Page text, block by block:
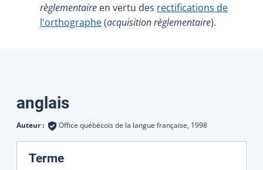
règlementaire en vertu des rectifications de
l'orthographe(acquisition règlementaire).
Traductions
anglais
Auteur : Office québécois de la langue française, 1998
Terme: